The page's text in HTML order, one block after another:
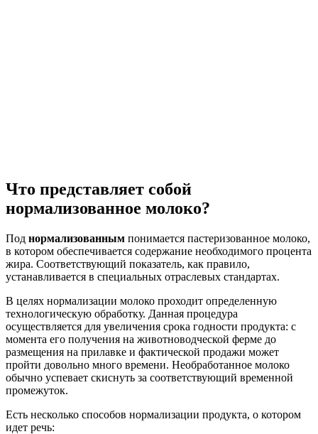
Что представляет собой
нормализованное молоко?
Под нормализованным понимается пастеризованное молоко,
в котором обеспечивается содержание необходимого процента
жира. Соответствующий показатель, как правило,
устанавливается в специальных отраслевых стандартах.
В целях нормализации молоко проходит определенную
технологическую обработку. Данная процедура
осуществляется для увеличения срока годности продукта: с
момента его получения на животноводческой ферме до
размещения на прилавке и фактической продажи может
пройти довольно много времени. Необработанное молоко
обычно успевает скиснуть за соответствующий временной
промежуток.
Есть несколько способов нормализации продукта, о котором
идет речь: